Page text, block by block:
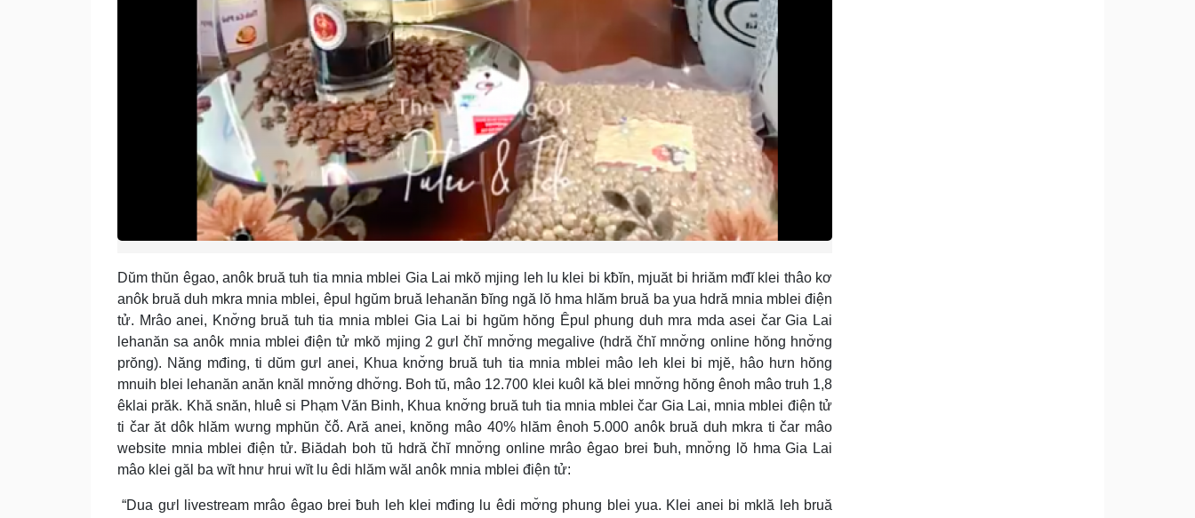
Dŭm thŭn êgao, anôk bruă tuh tia mnia mblei Gia Lai mkŏ mjing leh lu klei bi kƀĭn, mjuăt bi hriăm mđĭ klei thâo kơ
anôk bruă duh mkra mnia mblei, êpul hgŭm bruă lehanăn ƀĭng ngă lŏ hma hlăm bruă ba yua hdră mnia mblei điện
tử. Mrâo anei, Knơ̆ng bruă tuh tia mnia mblei Gia Lai bi hgŭm hŏng Êpul phung duh mra mda asei čar Gia Lai
lehanăn sa anôk mnia mblei điện tử mkŏ mjing 2 gưl čhĭ mnơ̆ng megalive (hdră čhĭ mnơ̆ng online hŏng hnơ̆ng
prŏng). Năng mđing, ti dŭm gưl anei, Khua knơ̆ng bruă tuh tia mnia mblei mâo leh klei bi mjĕ, hâo hưn hŏng
mnuih blei lehanăn anăn knăl mnơ̆ng dhơ̆ng. Boh tŭ, mâo 12.700 klei kuôl kă blei mnơ̆ng hŏng ênoh mâo truh 1,8
êklai prăk. Khă snăn, hluê si Phạm Văn Binh, Khua knơ̆ng bruă tuh tia mnia mblei čar Gia Lai, mnia mblei điện tử
ti čar ăt dôk hlăm wưng mphŭn čô̆. Ară anei, knŏng mâo 40% hlăm ênoh 5.000 anôk bruă duh mkra ti čar mâo
website mnia mblei điện tử. Ƀiădah boh tŭ hdră čhĭ mnơ̆ng online mrâo êgao brei ƀuh, mnơ̆ng lŏ hma Gia Lai
mâo klei găl ba wĭt hnư hrui wĭt lu êdi hlăm wăl anôk mnia mblei điện tử:
“Dua gưl livestream mrâo êgao brei ƀuh leh klei mđing lu êdi mơ̆ng phung blei yua. Klei anei bi mklă leh bruă